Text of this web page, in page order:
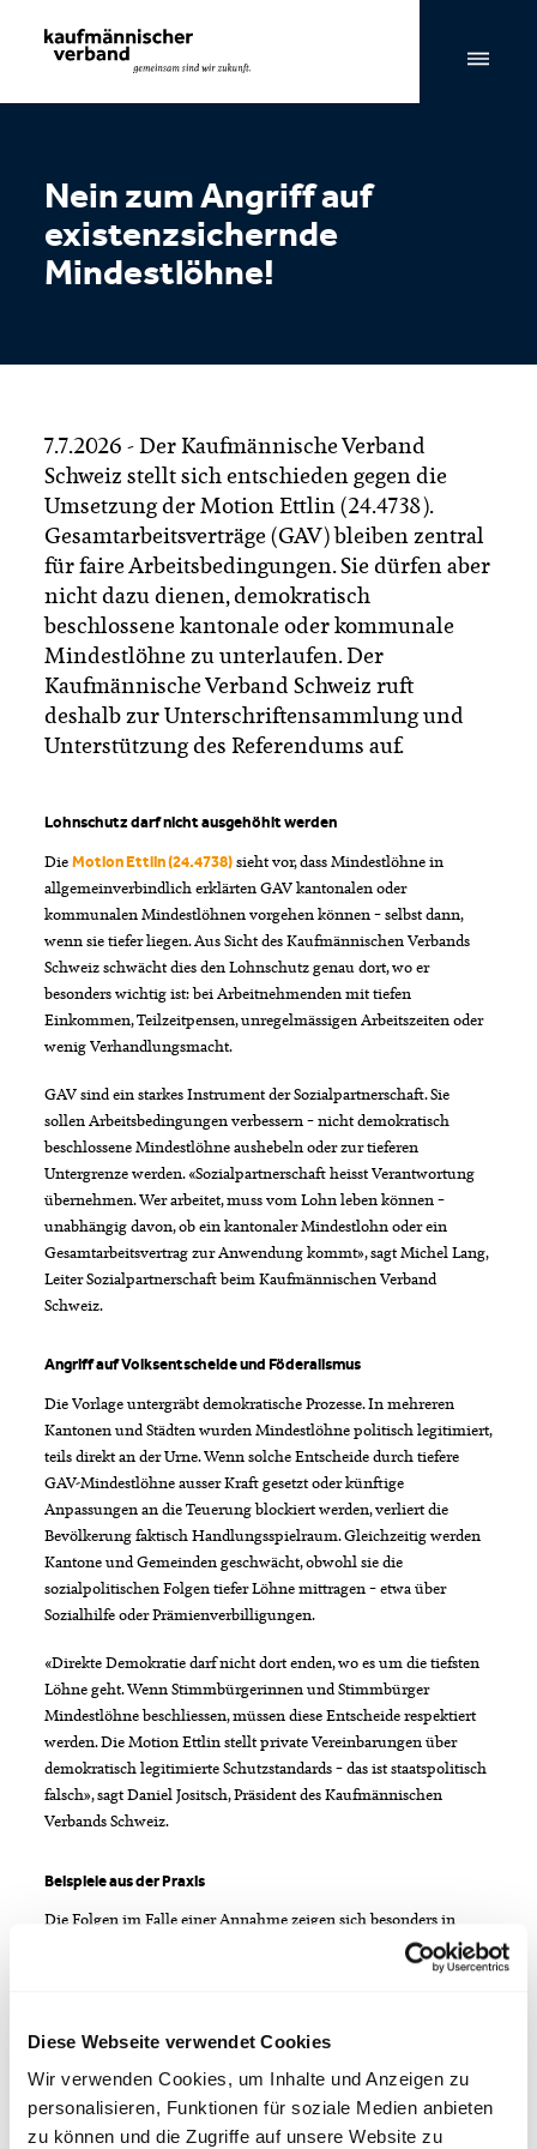
Diese Webseite verwendet Cookies
Wir verwenden Cookies, um Inhalte und Anzeigen zu
personalisieren, Funktionen für soziale Medien anbieten
zu können und die Zugriffe auf unsere Website zu
Nein zum Angriff auf
existenzsichernde
Mindestlöhne!
7.7.2026 - Der Kaufmännische Verband
Schweiz stellt sich entschieden gegen die
Umsetzung der Motion Ettlin (24.4738).
Gesamtarbeitsverträge (GAV) bleiben zentral
für faire Arbeitsbedingungen. Sie dürfen aber
nicht dazu dienen, demokratisch
beschlossene kantonale oder kommunale
Mindestlöhne zu unterlaufen. Der
Kaufmännische Verband Schweiz ruft
deshalb zur Unterschriftensammlung und
Unterstützung des Referendums auf.
Lohnschutz darf nicht ausgehöhlt werden
DieMotion Ettlin (24.4738)sieht vor, dass Mindestlöhne in
allgemeinverbindlich erklärten GAV kantonalen oder
kommunalen Mindestlöhnen vorgehen können – selbst dann,
wenn sie tiefer liegen. Aus Sicht des Kaufmännischen Verbands
Schweiz schwächt dies den Lohnschutz genau dort, wo er
besonders wichtig ist: bei Arbeitnehmenden mit tiefen
Einkommen, Teilzeitpensen, unregelmässigen Arbeitszeiten oder
wenig Verhandlungsmacht.
GAV sind ein starkes Instrument der Sozialpartnerschaft. Sie
sollen Arbeitsbedingungen verbessern – nicht demokratisch
beschlossene Mindestlöhne aushebeln oder zur tieferen
Untergrenze werden. «Sozialpartnerschaft heisst Verantwortung
übernehmen. Wer arbeitet, muss vom Lohn leben können –
unabhängig davon, ob ein kantonaler Mindestlohn oder ein
Gesamtarbeitsvertrag zur Anwendung kommt», sagt Michel Lang,
Leiter Sozialpartnerschaft beim Kaufmännischen Verband
Schweiz.
Angriff auf Volksentscheide und Föderalismus
Die Vorlage untergräbt demokratische Prozesse. In mehreren
Kantonen und Städten wurden Mindestlöhne politisch legitimiert,
teils direkt an der Urne. Wenn solche Entscheide durch tiefere
GAV-Mindestlöhne ausser Kraft gesetzt oder künftige
Anpassungen an die Teuerung blockiert werden, verliert die
Bevölkerung faktisch Handlungsspielraum. Gleichzeitig werden
Kantone und Gemeinden geschwächt, obwohl sie die
sozialpolitischen Folgen tiefer Löhne mittragen – etwa über
Sozialhilfe oder Prämienverbilligungen.
«Direkte Demokratie darf nicht dort enden, wo es um die tiefsten
Löhne geht. Wenn Stimmbürgerinnen und Stimmbürger
Mindestlöhne beschliessen, müssen diese Entscheide respektiert
werden. Die Motion Ettlin stellt private Vereinbarungen über
demokratisch legitimierte Schutzstandards – das ist staatspolitisch
falsch», sagt Daniel Jositsch, Präsident des Kaufmännischen
Verbands Schweiz.
Beispiele aus der Praxis
Die Folgen im Falle einer Annahme zeigen sich besonders in
Branchen und Regionen mit tiefen Löhnen oder hohem
Lohndruck. Besonders betroffen sind Frauen mit Teilzeitpensen.
Aus- und Weiterbildungen sowie weitere Arbeitsbedingungen.
Mindestlöhne sind ebenfalls elementarer Bestandteil von GAV. Sie
sind insbesondere dort relevant, wo keine vom Volk
beschlossenen regionalen Mindestlöhne bestehen oder regionale